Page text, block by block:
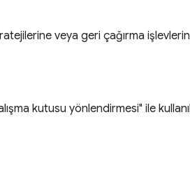
veya geri çağırma
kutusu yönlendirmesi" ile